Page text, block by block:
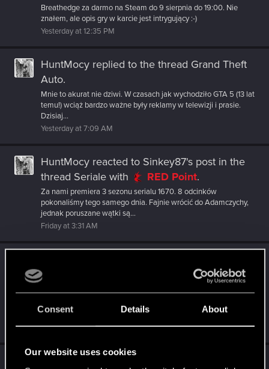
Consent Details About
Our website uses cookies
Breathedge za darmo na Steam do 9 sierpnia do 19:00. Nie
znałem, ale opis gry w karcie jest intrygujący :-)
Yesterday at 12:35 PM
HuntMocy replied to the thread Grand Theft
Auto.
Mnie to akurat nie dziwi. W czasach jak wychodziło GTA 5 (13 lat
temu!) wciąż bardzo ważne były reklamy w telewizji i prasie.
Dzisiaj...
Yesterday at 7:09 AM
HuntMocy reacted to Sinkey87's post in the
thread Seriale with RED Point.
Za nami premiera 3 sezonu serialu 1670. 8 odcinków
pokonaliśmy tego samego dnia. Fajnie wrócić do Adamczychy,
jednak poruszane wątki są...
Friday at 3:31 AM
thread
Gry - bundle, promocje, okazjewith
Przygodówka "Silence" do odebrania za darmo na GOG (do
godziny 15:00 w piątek).
Thursday at 5:32 AM